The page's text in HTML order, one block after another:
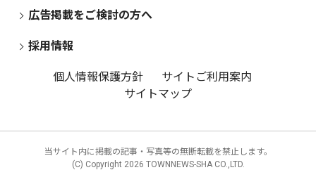
広告掲載をご検討の方へ
採用情報
個人情報保護方針
サイトご利用案内
サイトマップ
当サイト内に掲載の記事・写真等の無断転載を禁止します。
(C) Copyright 2026 TOWNNEWS-SHA CO.,LTD.